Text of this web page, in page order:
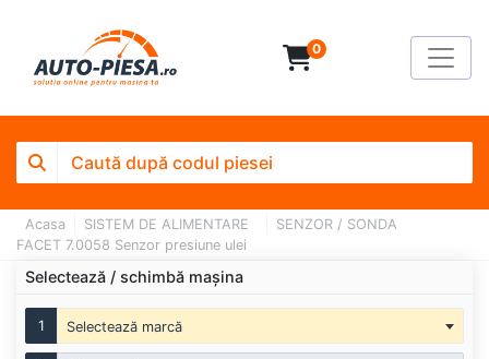
0
Acasa SISTEM DE ALIMENTARE
SENZOR / SONDA
FACET 7.0058 Senzor presiune ulei
Selectează / schimbă mașina
1 Selectează marcă